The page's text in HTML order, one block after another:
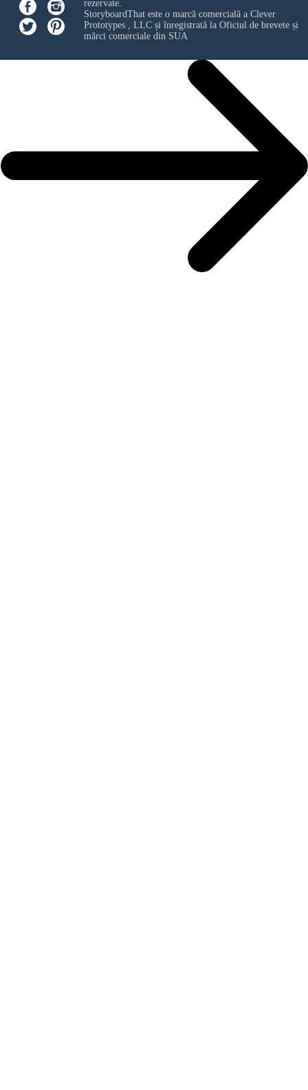
rezervate.
StoryboardThat este o marcă comercială a Clever
Prototypes , LLCși înregistrată la Oficiul de brevete și
mărci comerciale din SUA